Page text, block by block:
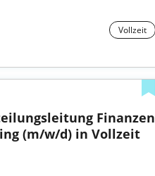
Vollzeit
Finanzen
(m/w/d) in Vollzeit